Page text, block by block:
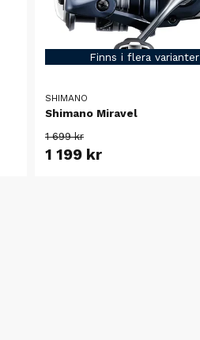
Finns i flera varianter
SHIMANO
Shimano Miravel
1 699 kr
1 199 kr